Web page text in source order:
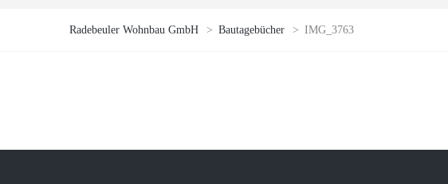
Radebeuler Wohnbau GmbH > Bautagebücher > IMG_3763